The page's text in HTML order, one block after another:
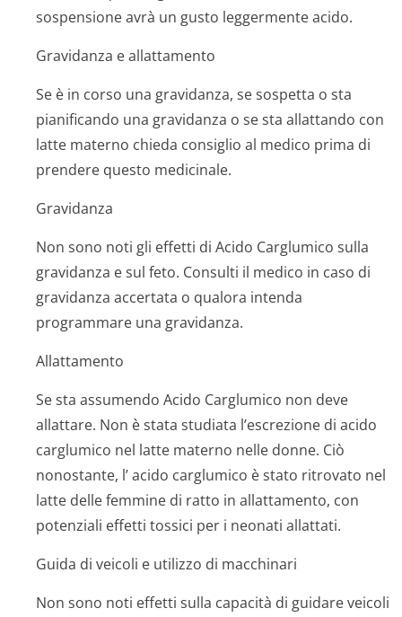
sospensione avrà un gusto leggermente acido.
Gravidanza e allattamento
Se è in corso una gravidanza, se sospetta o sta
pianificando una gravidanza o se sta allattando con
latte materno chieda consiglio al medico prima di
prendere questo medicinale.
Gravidanza
Non sono noti gli effetti di Acido Carglumico sulla
gravidanza e sul feto. Consulti il medico in caso di
gravidanza accertata o qualora intenda
programmare una gravidanza.
Allattamento
Se sta assumendo Acido Carglumico non deve
allattare. Non è stata studiata l’escrezione di acido
carglumico nel latte materno nelle donne. Ciò
nonostante, l’ acido carglumico è stato ritrovato nel
latte delle femmine di ratto in allattamento, con
potenziali effetti tossici per i neonati allattati.
Guida di veicoli e utilizzo di macchinari
Non sono noti effetti sulla capacità di guidare veicoli